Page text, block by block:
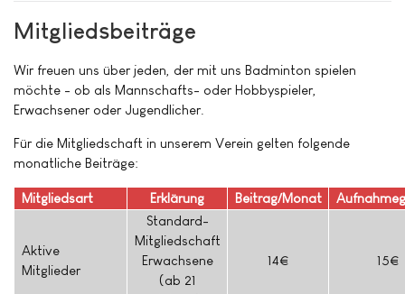
Mitgliedsbeiträge
Wir freuen uns über jeden, der mit uns Badminton spielen
möchte - ob als Mannschafts- oder Hobbyspieler,
Erwachsener oder Jugendlicher.
Für die Mitgliedschaft in unserem Verein gelten folgende
monatliche Beiträge:
Mitgliedsart Erklärung Beitrag/Monat
Aktive
Mitglieder
Standard-
Mitgliedschaft
Erwachsene
(ab 21
14€ 15€